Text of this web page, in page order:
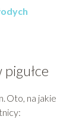
Oto, na jakie